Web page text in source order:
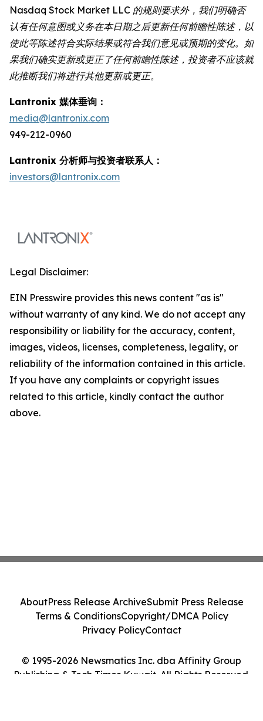
Nasdaq Stock Market LLC 的规则要求外，我们明确否
认有任何意图或义务在本日期之后更新任何前瞻性陈述，以
使此等陈述符合实际结果或符合我们意见或预期的变化。如
果我们确实更新或更正了任何前瞻性陈述，投资者不应该就
此推断我们将进行其他更新或更正。
Lantronix 媒体垂询：
media@lantronix.com
949-212-0960
Lantronix 分析师与投资者联系人：
investors@lantronix.com
Legal Disclaimer:
EIN Presswire provides this news content "as is"
without warranty of any kind. We do not accept any
responsibility or liability for the accuracy, content,
images, videos, licenses, completeness, legality, or
reliability of the information contained in this article.
If you have any complaints or copyright issues
related to this article, kindly contact the author
above.
© 1995-2026 Newsmatics Inc. dba Affinity Group
Publishing & Tech Times Kuwait. All Rights Reserved.
AboutPress Release ArchiveSubmit Press Release
Terms & ConditionsCopyright/DMCA Policy
Privacy PolicyContact